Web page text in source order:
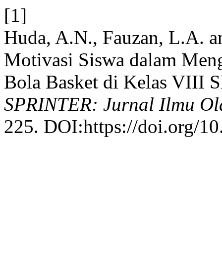
[1]
Huda, A.N., Fauzan, L.A.
Motivasi Siswa dalam
Bola Basket di Kelas VIII
SPRINTER: Jurnal Ilmu
225. DOI:https://doi.org/